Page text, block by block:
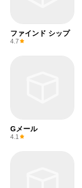
ファインド シップ
4.7
Gメール
4.1